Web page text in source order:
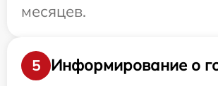
месяцев.
5
Информирование о